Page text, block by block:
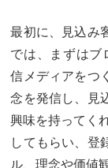
最初に、見込み
では、まずはブ
信メディアをつ
念を発信し、見
興味を持ってく
してもらい、登
ル、理念や価値